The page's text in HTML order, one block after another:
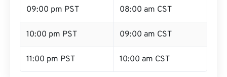
09:00 pm PST 08:00 am CST
10:00 pm PST 09:00 am CST
11:00 pm PST 10:00 am CST